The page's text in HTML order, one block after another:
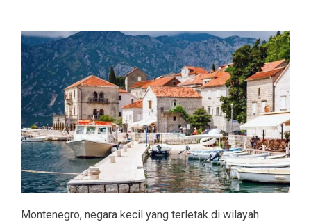
Montenegro, negara kecil yang terletak di wilayah